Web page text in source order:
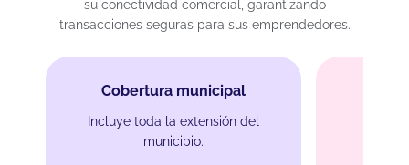
su conectividad comercial, garantizando
transacciones seguras para sus emprendedores.
Cobertura municipal
Incluye toda la extensión del
municipio.